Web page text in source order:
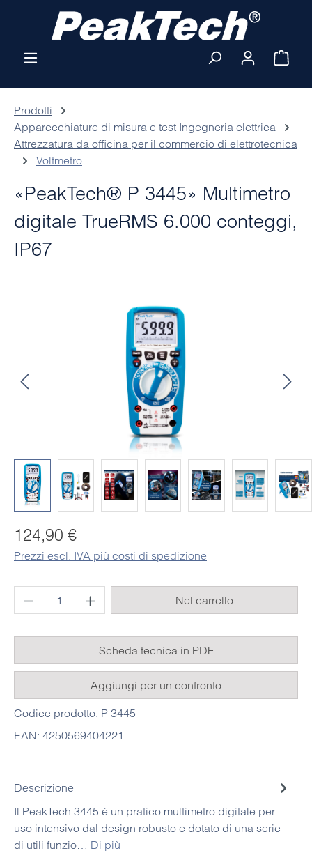
Passa al contenuto principale
Il
Prodotti
Apparecchiature di misura e test Ingegneria elettrica
Attrezzatura da officina per il commercio di elettrotecnica
Voltmetro
«PeakTech® P 3445» Multimetro
digitale TrueRMS 6.000 conteggi,
IP67
Salta la galleria di immagini
Prezzo normale:
124,90 €
Prezzi escl. IVA più costi di spedizione
Quantità del prodotto: inserisci la quantità
Nel carrello
Scheda tecnica in PDF
Aggiungi per un confronto
Codice prodotto: P 3445
EAN: 4250569404221
Descrizione
Il PeakTech 3445 è un pratico multimetro digitale per
uso intensivo dal design robusto e dotato di una serie
di utili funzio… Di più